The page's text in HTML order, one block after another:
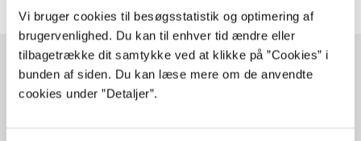
Vi bruger cookies til besøgsstatistik og optimering af
brugervenlighed. Du kan til enhver tid ændre eller
tilbagetrække dit samtykke ved at klikke på ”Cookies” i
bunden af siden. Du kan læse mere om de anvendte
cookies under ”Detaljer”.
Artikler med samme emner